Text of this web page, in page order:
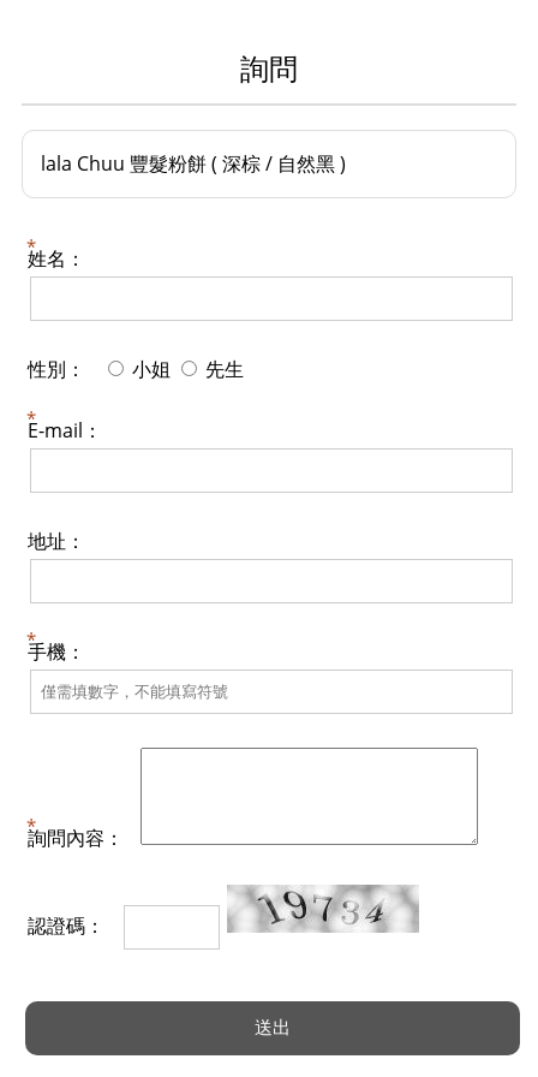
詢問
lala Chuu 豐髮粉餅 ( 深棕 / 自然黑 )
姓名：
性別： 小姐 先生
E-mail：
地址：
手機：
詢問內容：
認證碼：